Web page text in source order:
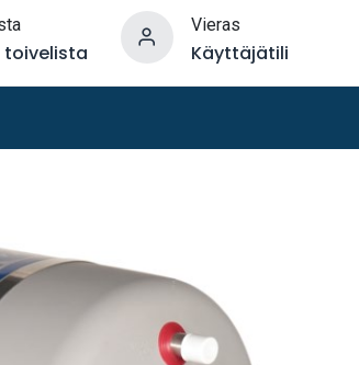
toivelista
Vieras
Käyttäjätili